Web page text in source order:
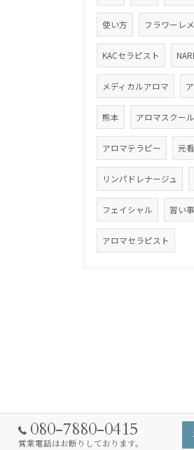
使い方 フラワーレ
KACセラピスト
メディカルアロマ
熊本 アロマスクール
アロマテラピー 元
リンパドレナージュ
フェイシャル 習い事
アロマセラピスト
080-7880-0415
営業電話はお断りしております。